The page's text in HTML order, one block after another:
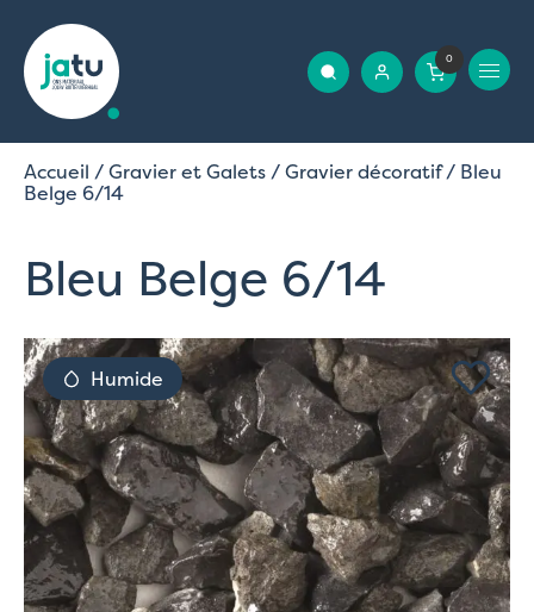
0
Accueil /Gravier et Galets/Gravier décoratif/ Bleu
Belge 6/14
Bleu Belge 6/14
Humide